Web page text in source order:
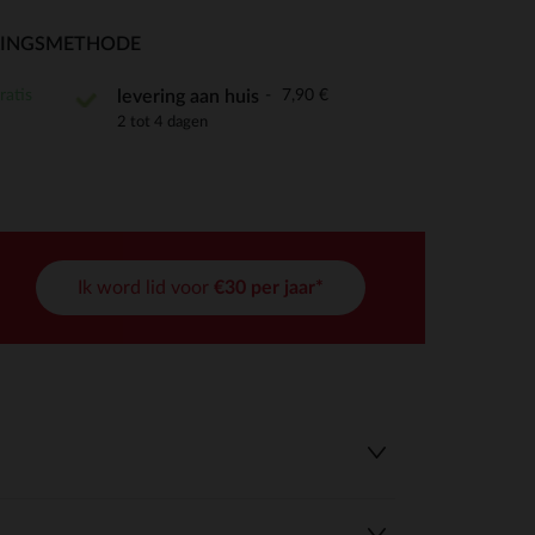
aan te passen en te beheren, en zorgt ervoor dat aan
levering aan huis 7,90 €
2 tot 4 dagen
Ik word lid voor €30 per jaar*